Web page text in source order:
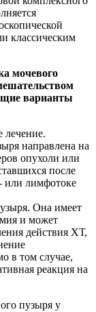
классическим
мочевого
варианты
лечение.
направлена на
опухоли или
после
или лимфотоке
Она имеет
и может
действия ХТ,
в том случае,
реакция на
пузыря у